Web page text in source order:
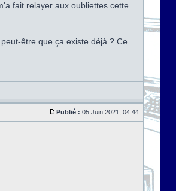
fait relayer aux oubliettes cette
être que ça existe déjà ? Ce
Publié : 05 Juin 2021, 04:44